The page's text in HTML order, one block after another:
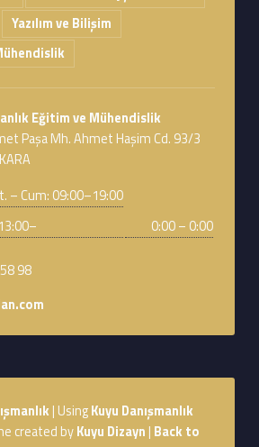
Yazılım ve Bilişim
Eğitim ve Mühendislik
Paşa Mh. Ahmet Haşim Cd. 93/3
– Cum: 09:00–19:00
0:00 – 0:00
98
| UsingKuyu Danışmanlık
created byKuyu Dizayn | Back to